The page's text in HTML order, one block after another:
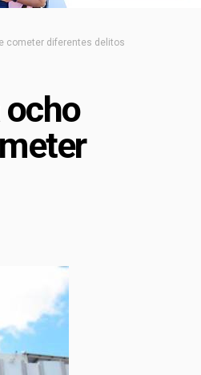
cometer diferentes delitos
ocho